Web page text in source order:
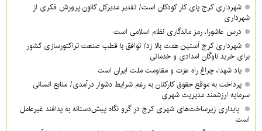
شهرداری کرج پای کار کودکان است/ تقدیر مدیرکل کانون پرورش فکری از
شهرداری
درس عاشورا، رمز ماندگاری نظام اسلامی است
شهرداری کرج آستین همت بالا زد/ توافق با قطب صنعت تراکتورسازی کشور
برای خرید ناوگان امدادی و خدماتی
یاد شهدا، چراغ راه عزت و مقاومت ملت ایران است
پرداخت به موقع حقوق کارکنان به رغم شرایط دشوار درآمدی/ منابع انسانی
سرمایه ارزشمند مدیریت شهری
پایداری زیرساخت‌های شهری کرج در گرو نگاه پیش‌دستانه به پدافند غیرعامل
است